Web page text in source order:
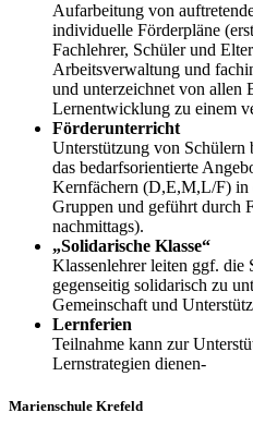
Aufarbeitung von
individuelle Förderpläne
Fachlehrer, Schüler und
Arbeitsverwaltung und
und unterzeichnet von allen
Lernentwicklung zu einem
Förderunterricht
Unterstützung von
das bedarfsorientierte
Kernfächern (D,E,M,L/F) in
Gruppen und geführt durch
nachmittags).
„Solidarische Klasse“
Klassenlehrer leiten ggf. die
gegenseitig solidarisch zu
Gemeinschaft und
Lernferien
Teilnahme kann zur
Lernstrategien dienen-
Marienschule Krefeld